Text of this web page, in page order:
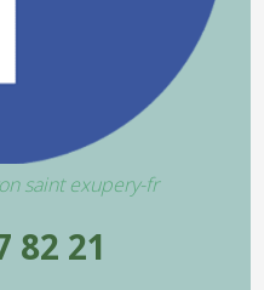
saint exupery-fr
82 21